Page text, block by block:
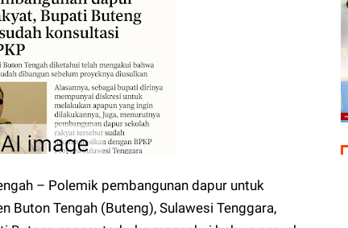
– Polemik pembangunan dapur untuk
Buton Tengah (Buteng), Sulawesi Tenggara,